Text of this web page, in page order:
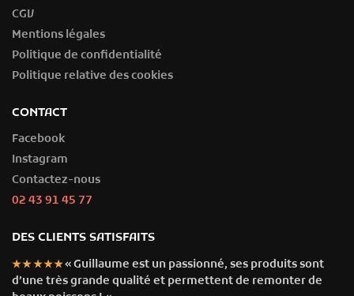
CGV
Mentions légales
Politique de confidentialité
Politique relative des cookies
CONTACT
Facebook
Instagram
Contactez-nous
02 43 91 45 77
DES CLIENTS SATISFAITS
★★★★★« Guillaume est un passionné, ses produits sont
d’une très grande qualité et permettent de remonter de